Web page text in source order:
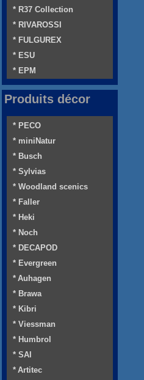
* R37 Collection
* RIVAROSSI
* FULGUREX
* ESU
* EPM
Produits décor
* PECO
* miniNatur
* Busch
* Sylvias
* Woodland scenics
* Faller
* Heki
* Noch
* DECAPOD
* Evergreen
* Auhagen
* Brawa
* Kibri
* Viessman
* Humbrol
* SAI
* Artitec